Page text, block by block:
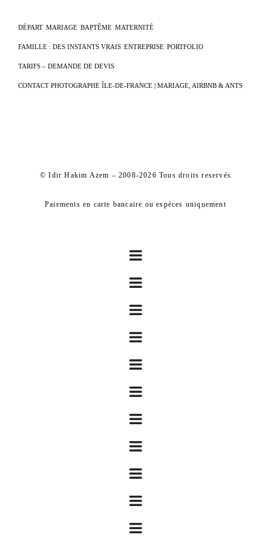
DÉPART MARIAGE BAPTÊME MATERNITÉ
FAMILLE : DES INSTANTS VRAIS ENTREPRISE PORTFOLIO
TARIFS – DEMANDE DE DEVIS
CONTACT PHOTOGRAPHE ÎLE-DE-FRANCE | MARIAGE, AIRBNB & ANTS
© Idir Hakim Azem – 2008-2026 Tous droits reservés
Paiements en carte bancaire ou espèces uniquement